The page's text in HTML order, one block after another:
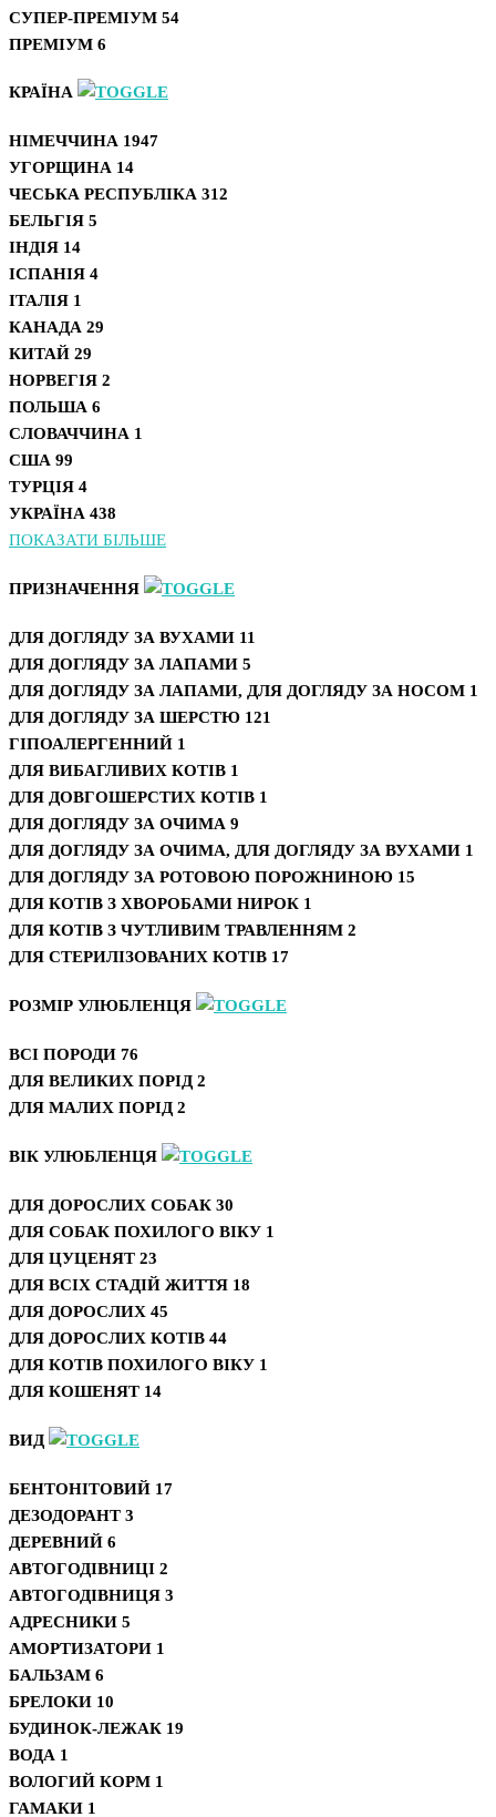
СУПЕР-ПРЕМІУМ 54
ПРЕМІУМ 6
КРАЇНА
НІМЕЧЧИНА 1947
УГОРЩИНА 14
ЧЕСЬКА РЕСПУБЛІКА 312
БЕЛЬГІЯ 5
ІНДІЯ 14
ІСПАНІЯ 4
ІТАЛІЯ 1
КАНАДА 29
КИТАЙ 29
НОРВЕГІЯ 2
ПОЛЬША 6
СЛОВАЧЧИНА 1
США 99
ТУРЦІЯ 4
УКРАЇНА 438
ПОКАЗАТИ БІЛЬШЕ
ПРИЗНАЧЕННЯ
ДЛЯ ДОГЛЯДУ ЗА ВУХАМИ 11
ДЛЯ ДОГЛЯДУ ЗА ЛАПАМИ 5
ДЛЯ ДОГЛЯДУ ЗА ЛАПАМИ, ДЛЯ ДОГЛЯДУ ЗА НОСОМ 1
ДЛЯ ДОГЛЯДУ ЗА ШЕРСТЮ 121
ГІПОАЛЕРГЕННИЙ 1
ДЛЯ ВИБАГЛИВИХ КОТІВ 1
ДЛЯ ДОВГОШЕРСТИХ КОТІВ 1
ДЛЯ ДОГЛЯДУ ЗА ОЧИМА 9
ДЛЯ ДОГЛЯДУ ЗА ОЧИМА, ДЛЯ ДОГЛЯДУ ЗА ВУХАМИ 1
ДЛЯ ДОГЛЯДУ ЗА РОТОВОЮ ПОРОЖНИНОЮ 15
ДЛЯ КОТІВ З ХВОРОБАМИ НИРОК 1
ДЛЯ КОТІВ З ЧУТЛИВИМ ТРАВЛЕННЯМ 2
ДЛЯ СТЕРИЛІЗОВАНИХ КОТІВ 17
РОЗМІР УЛЮБЛЕНЦЯ
ВСІ ПОРОДИ 76
ДЛЯ ВЕЛИКИХ ПОРІД 2
ДЛЯ МАЛИХ ПОРІД 2
ВІК УЛЮБЛЕНЦЯ
ДЛЯ ДОРОСЛИХ СОБАК 30
ДЛЯ СОБАК ПОХИЛОГО ВІКУ 1
ДЛЯ ЦУЦЕНЯТ 23
ДЛЯ ВСІХ СТАДІЙ ЖИТТЯ 18
ДЛЯ ДОРОСЛИХ 45
ДЛЯ ДОРОСЛИХ КОТІВ 44
ДЛЯ КОТІВ ПОХИЛОГО ВІКУ 1
ДЛЯ КОШЕНЯТ 14
ВИД
БЕНТОНІТОВИЙ 17
ДЕЗОДОРАНТ 3
ДЕРЕВНИЙ 6
АВТОГОДІВНИЦІ 2
АВТОГОДІВНИЦЯ 3
АДРЕСНИКИ 5
АМОРТИЗАТОРИ 1
БАЛЬЗАМ 6
БРЕЛОКИ 10
БУДИНОК-ЛЕЖАК 19
ВОДА 1
ВОЛОГИЙ КОРМ 1
ГАМАКИ 1